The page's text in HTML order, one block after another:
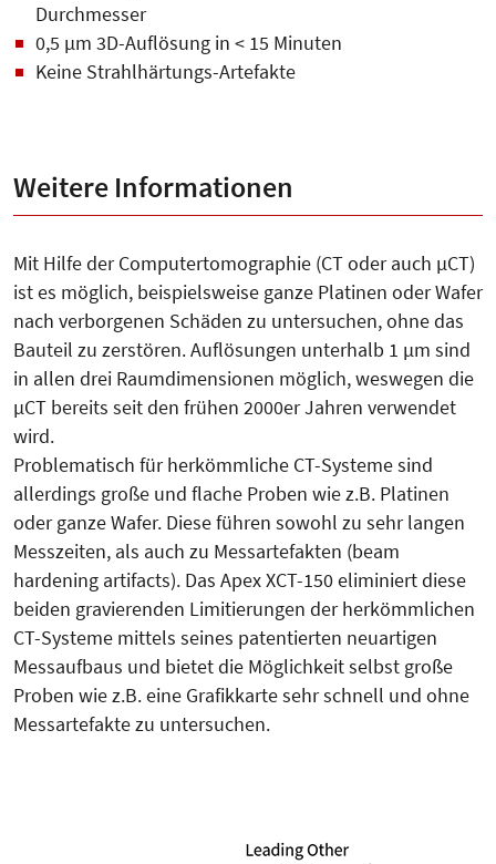
Durchmesser
0,5 µm 3D-Auflösung in < 15 Minuten
Keine Strahlhärtungs-Artefakte
Weitere Informationen
Mit Hilfe der Computertomographie (CT oder auch µCT)
ist es möglich, beispielsweise ganze Platinen oder Wafer
nach verborgenen Schäden zu untersuchen, ohne das
Bauteil zu zerstören. Auflösungen unterhalb 1 µm sind
in allen drei Raumdimensionen möglich, weswegen die
µCT bereits seit den frühen 2000er Jahren verwendet
wird.
Problematisch für herkömmliche CT-Systeme sind
allerdings große und flache Proben wie z.B. Platinen
oder ganze Wafer. Diese führen sowohl zu sehr langen
Messzeiten, als auch zu Messartefakten (beam
hardening artifacts). Das Apex XCT-150 eliminiert diese
beiden gravierenden Limitierungen der herkömmlichen
CT-Systeme mittels seines patentierten neuartigen
Messaufbaus und bietet die Möglichkeit selbst große
Proben wie z.B. eine Grafikkarte sehr schnell und ohne
Messartefakte zu untersuchen.